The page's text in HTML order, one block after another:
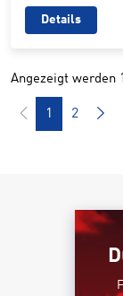
Details
Angezeigt werden
1 2